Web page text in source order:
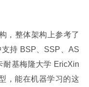
，整体架构上参考了
持 BSP、SSP、AS
耐基梅隆大学 EricXin
，能在机器学习的这